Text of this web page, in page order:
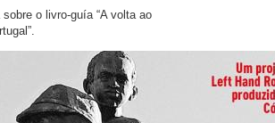
o livro-guía “A volta ao